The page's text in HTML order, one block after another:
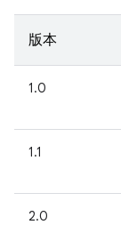
版本
1.0
1.1
2.0